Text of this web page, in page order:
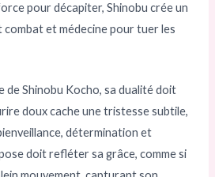
pour décapiter, Shinobu crée un
combat et médecine pour tuer les
de Shinobu Kocho, sa dualité doit
doux cache une tristesse subtile,
détermination et
doit refléter sa grâce, comme si